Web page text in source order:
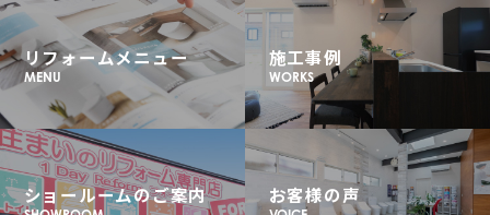
リフォームメニュー
MENU
施工事例
WORKS
ショールームのご案内 お客様の声